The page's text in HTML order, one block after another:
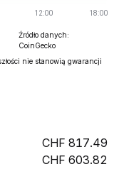
Źródło danych:
CoinGecko
nie stanowią gwarancji
817.49
603.82